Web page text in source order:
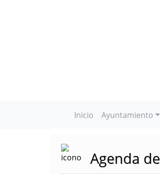
Inicio Ayuntamiento
Agenda